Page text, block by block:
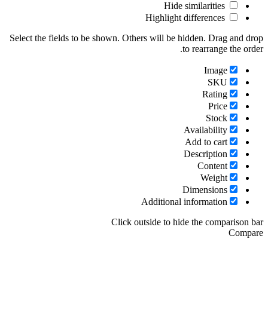
Hide similarities
Highlight differences
Select the fields to be shown. Others will be hidden. Drag and
to rearrange the
Image
SKU
Rating
Price
Stock
Availability
Add to cart
Description
Content
Weight
Dimensions
Additional information
Click outside to hide the